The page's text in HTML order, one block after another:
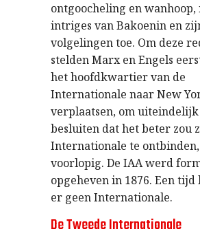
ontgoocheling en wanhoop,
intriges van Bakoenin en
volgelingen toe. Om deze
stelden Marx en Engels
het hoofdkwartier van de
Internationale naar New
verplaatsen, om
besluiten dat het beter zou
Internationale te
voorlopig. De IAA werd
opgeheven in 1876. Een tijd
er geen Internationale.
De Tweede Internationale